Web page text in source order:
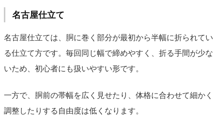
名古屋仕立て
名古屋仕立ては、胴に巻く部分が最初から半幅に折られてい
る仕立て方です。毎回同じ幅で締めやすく、折る手間が少な
いため、初心者にも扱いやすい形です。
一方で、胴前の帯幅を広く見せたり、体格に合わせて細かく
調整したりする自由度は低くなります。